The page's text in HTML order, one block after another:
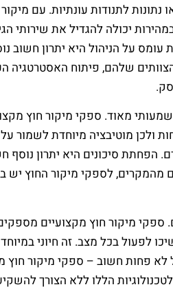
לתנודות עונתיות. עם
יכולה להגדיל את שירותי
על הניהול היא יתרון חשוב
שלהם, פיתוח האסטרטגיה
מאוד. ספקי מיקור חוץ
מוטיבציה מיוחדת לשמור
סיכונים היא יתרון נוסף
מהמקרים, לספקי מיקור החוץ
ספקי מיקור חוץ מקצועיים
לפעול בכל מצב. זה חיוני
לא פחות חשוב – ספקי מיקור
הללו ללא הצורך